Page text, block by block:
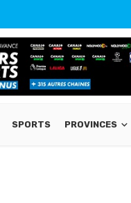
SPORTS PROVINCES